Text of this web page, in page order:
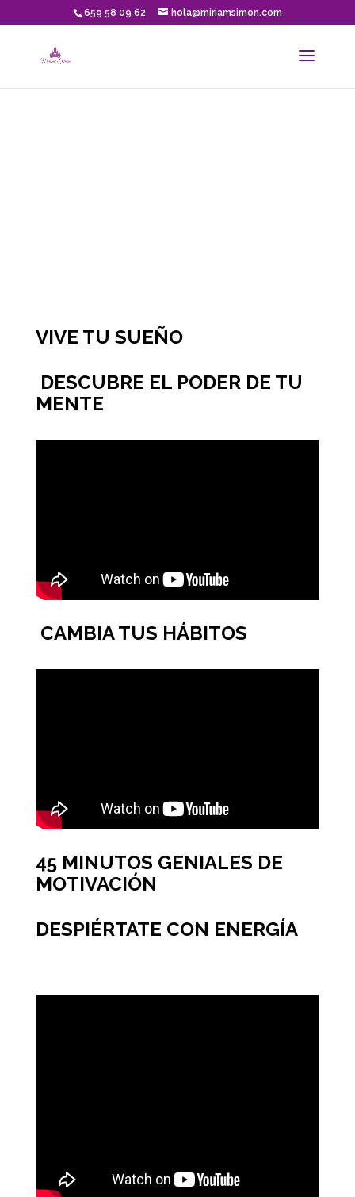
659 58 09 62 hola@miriamsimon.com
VIVE TU SUEÑO
DESCUBRE EL PODER DE TU
MENTE
CAMBIA TUS HÁBITOS
45 MINUTOS GENIALES DE
MOTIVACIÓN
DESPIÉRTATE CON ENERGÍA